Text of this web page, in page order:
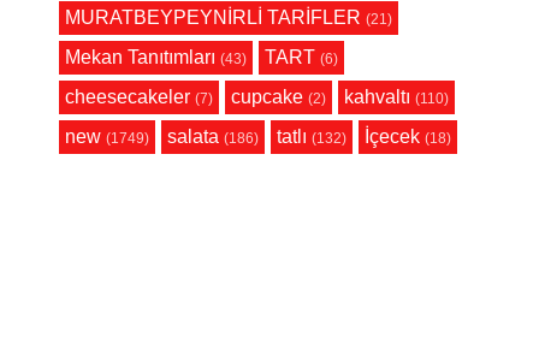
MURATBEYPEYNİRLİ TARİFLER (21)
Mekan Tanıtımları (43) TART (6)
cheesecakeler (7) cupcake (2) kahvaltı (110)
new (1749) salata (186) tatlı (132) İçecek (18)